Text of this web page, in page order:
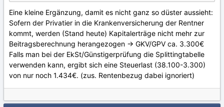
Eine kleine Ergänzung, damit es nicht ganz so düster aussieht:
Sofern der Privatier in die Krankenversicherung der Rentner
kommt, werden (Stand heute) Kapitalerträge nicht mehr zur
Beitragsberechnung herangezogen -> GKV/GPV ca. 3.300€
Falls man bei der EkSt/Günstigerprüfung die Splittingtabelle
verwenden kann, ergibt sich eine Steuerlast (38.100-3.300)
von nur noch 1.434€. (zus. Rentenbezug dabei ignoriert)